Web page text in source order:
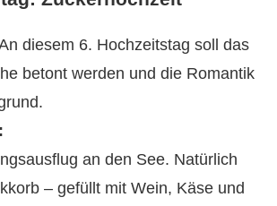
diesem 6. Hochzeitstag soll das
betont werden und die Romantik
an den See. Natürlich
– gefüllt mit Wein, Käse und